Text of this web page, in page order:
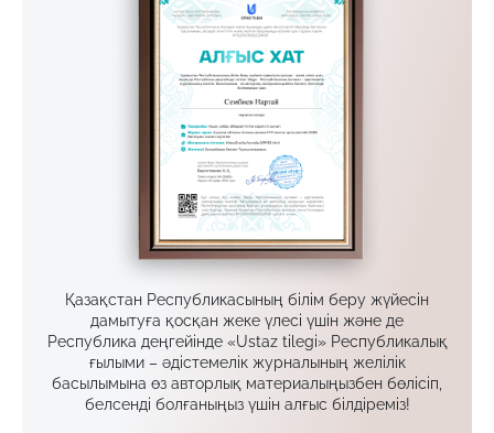
Қазақстан Республикасының білім беру жүйесін
дамытуға қосқан жеке үлесі үшін және де
Республика деңгейінде «Ustaz tilegi» Республикалық
ғылыми – әдістемелік журналының желілік
басылымына өз авторлық материалыңызбен бөлісіп,
белсенді болғаныңыз үшін алғыс білдіреміз!